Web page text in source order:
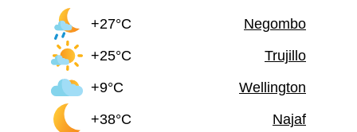
+27°C
Negombo
+25°C
Trujillo
+9°C
Wellington
+38°C
Najaf